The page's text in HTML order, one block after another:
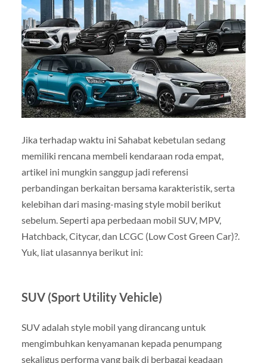
Jika terhadap waktu ini Sahabat kebetulan sedang
memiliki rencana membeli kendaraan roda empat,
artikel ini mungkin sanggup jadi referensi
perbandingan berkaitan bersama karakteristik, serta
kelebihan dari masing-masing style mobil berikut
sebelum. Seperti apa perbedaan mobil SUV, MPV,
Hatchback, Citycar, dan LCGC (Low Cost Green Car)?.
Yuk, liat ulasannya berikut ini:
SUV (Sport Utility Vehicle)
SUV adalah style mobil yang dirancang untuk
mengimbuhkan kenyamanan kepada penumpang
sekaligus performa yang baik di berbagai keadaan